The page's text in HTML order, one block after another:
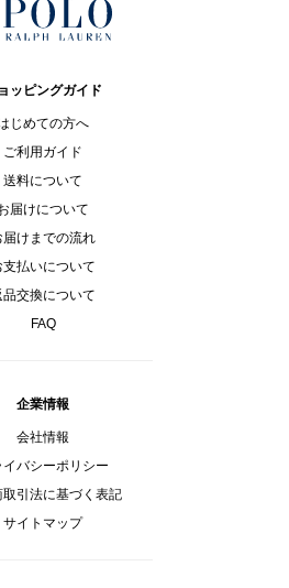
ッピングガイド
じめての方へ
ご利用ガイド
送料について
届けについて
届けまでの流れ
支払いについて
品交換について
FAQ
企業情報
会社情報
イバシーポリシー
取引法に基づく表記
サイトマップ